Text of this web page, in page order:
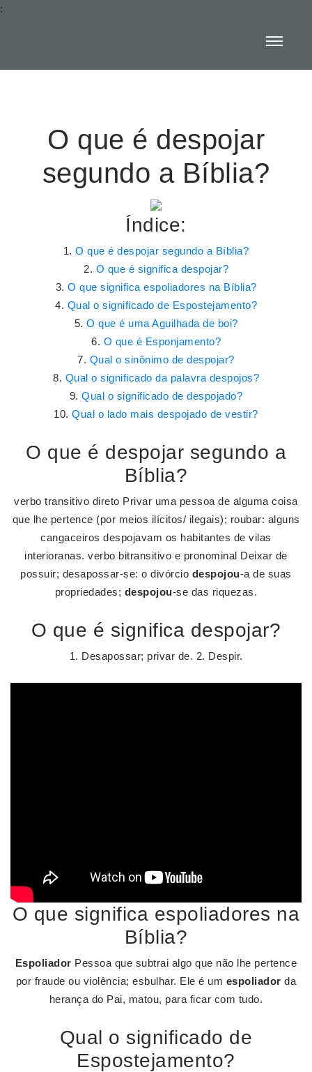
:
O que é despojar
segundo a Bíblia?
Índice:
O que é despojar segundo a Bíblia?
O que é significa despojar?
O que significa espoliadores na Bíblia?
Qual o significado de Espostejamento?
O que é uma Aguilhada de boi?
O que é Esponjamento?
Qual o sinônimo de despojar?
Qual o significado da palavra despojos?
Qual o significado de despojado?
Qual o lado mais despojado de vestir?
O que é despojar segundo a
Bíblia?
verbo transitivo direto Privar uma pessoa de alguma coisa
que lhe pertence (por meios ilícitos/ ilegais); roubar: alguns
cangaceiros despojavam os habitantes de vilas
interioranas. verbo bitransitivo e pronominal Deixar de
possuir; desapossar-se: o divórcio despojou-a de suas
propriedades; despojou-se das riquezas.
O que é significa despojar?
1. Desapossar; privar de. 2. Despir.
O que significa espoliadores na
Bíblia?
Espoliador Pessoa que subtrai algo que não lhe pertence
por fraude ou violência; esbulhar. Ele é um espoliador da
herança do Pai, matou, para ficar com tudo.
Qual o significado de
Espostejamento?